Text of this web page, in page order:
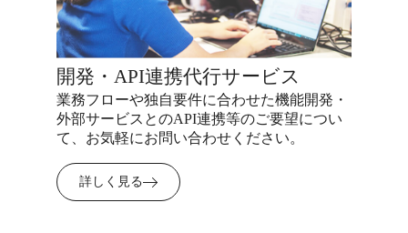
開発・API連携代行サービス
業務フローや独自要件に合わせた機能開発・
外部サービスとのAPI連携等のご要望につい
て、お気軽にお問い合わせください。
詳しく見る